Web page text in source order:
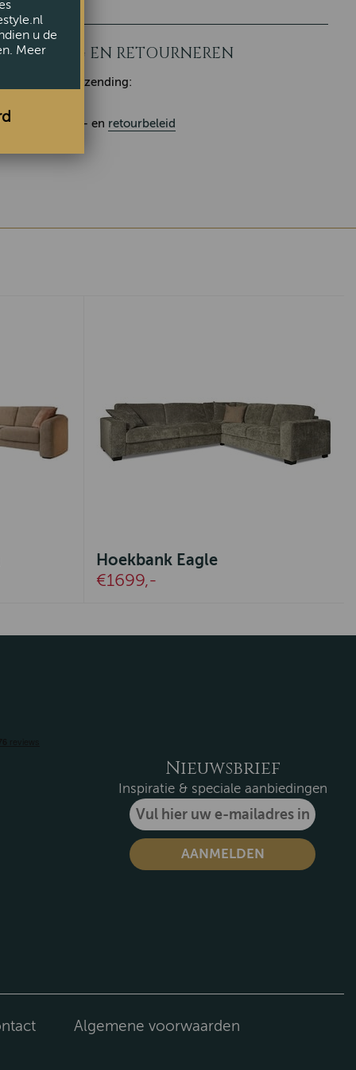
LEVERING EN RETOURNEREN
Klaar voor verzending:
Ons - en retourbeleid
Hoekbank Eagle
€1699,-
Nieuwsbrief
Inspiratie & speciale aanbiedingen
Algemene voorwaarden
u de
Meer